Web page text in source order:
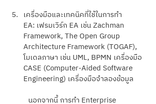
เครื่องมือและเทคนิคที่ใช้ในการทำ
EA: เฟรมเวิร์ก EA เช่น Zachman
Framework, The Open Group
Architecture Framework (TOGAF),
โมเดลภาษา เช่น UML, BPMN เครื่องมือ
CASE (Computer-Aided Software
Engineering) เครื่องมือจำลองข้อมูล